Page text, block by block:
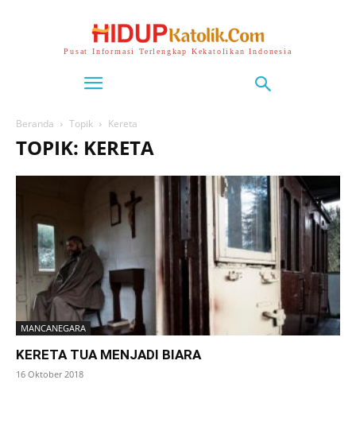
Pusat Informasi Terlengkap Kekatolikan Indonesia
Beranda Topik Kereta
TOPIK: KERETA
MANCANEGARA
KERETA TUA MENJADI BIARA
16 Oktober 2018